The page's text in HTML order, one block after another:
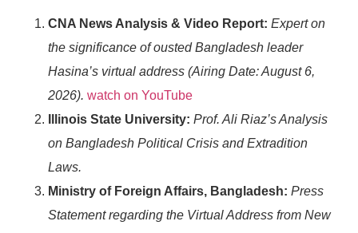
CNA News Analysis & Video Report: Expert on
the significance of ousted Bangladesh leader
Hasina’s virtual address (Airing Date: August 6,
2026). watch on YouTube
Illinois State University: Prof. Ali Riaz’s Analysis
on Bangladesh Political Crisis and Extradition
Laws.
Ministry of Foreign Affairs, Bangladesh: Press
Statement regarding the Virtual Address from New